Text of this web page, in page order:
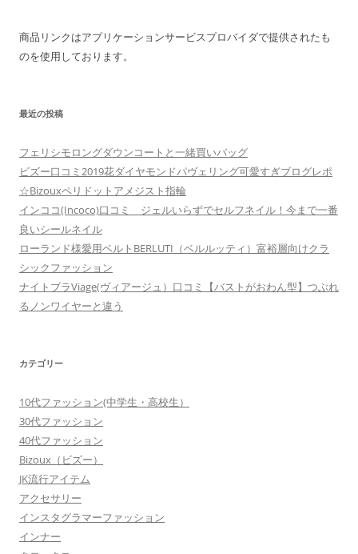
商品リンクはアプリケーションサービスプロバイダで提供されたも
のを使用しております。
最近の投稿
フェリシモロングダウンコートと一緒買いバッグ
ビズー口コミ2019花ダイヤモンドパヴェリング可愛すぎブログレポ
☆Bizouxペリドットアメジスト指輪
インココ(Incoco)口コミ ジェルいらずでセルフネイル！今まで一番
良いシールネイル
ローランド様愛用ベルトBERLUTI（ベルルッティ）富裕層向けクラ
シックファッション
ナイトブラViage(ヴィアージュ）口コミ【バストがおわん型】つぶれ
るノンワイヤーと違う
カテゴリー
10代ファッション(中学生・高校生）
30代ファッション
40代ファッション
Bizoux（ビズー）
JK流行アイテム
アクセサリー
インスタグラマーファッション
インナー